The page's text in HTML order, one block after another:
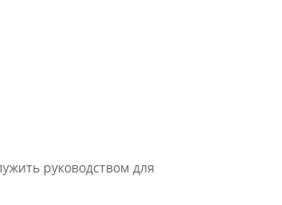
руководством для